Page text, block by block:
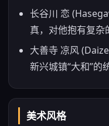
长谷川 恋
真，对他抱有复杂
大善寺 凉风
新兴城镇“大和”的
美术风格